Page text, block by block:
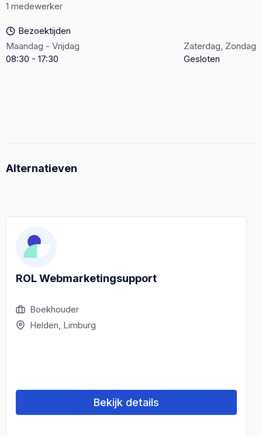
1 medewerker
Bezoektijden
Maandag - Vrijdag
08:30 - 17:30
Zaterdag, Zondag
Gesloten
Alternatieven
ROL Webmarketingsupport
Boekhouder
Helden, Limburg
Bekijk details